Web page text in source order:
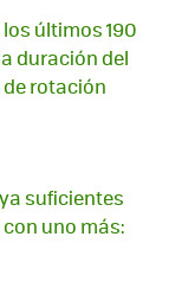
últimos 190
duración del
rotación
suficientes
uno más: